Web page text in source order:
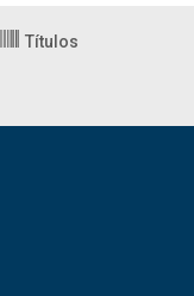
Títulos